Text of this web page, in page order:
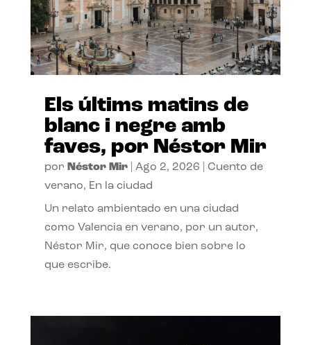
Els últims matins de
blanc i negre amb
faves, por Néstor Mir
por Néstor Mir| Ago 2, 2026
Cuento de
verano, En la ciudad
Un relato ambientado en una ciudad
como Valencia en verano, por un autor,
Néstor Mir, que conoce bien sobre lo
que escribe.